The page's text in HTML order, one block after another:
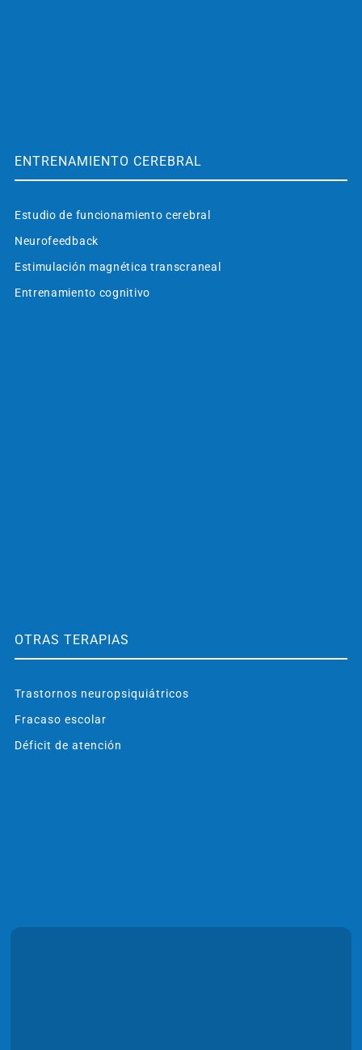
ENTRENAMIENTO CEREBRAL
Estudio de funcionamiento cerebral
Neurofeedback
Estimulación magnética transcraneal
Entrenamiento cognitivo
OTRAS TERAPIAS
Trastornos neuropsiquiátricos
Fracaso escolar
Déficit de atención